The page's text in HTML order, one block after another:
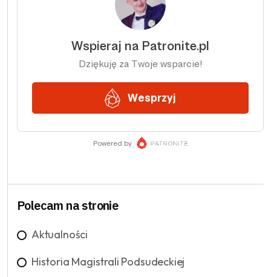
Polecam na stronie
Aktualności
Historia Magistrali Podsudeckiej